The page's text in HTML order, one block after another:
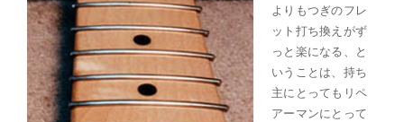
よりもつぎのフレ
ット打ち換えがず
っと楽になる、と
いうことは、持ち
主にとってもリペ
アーマンにとって